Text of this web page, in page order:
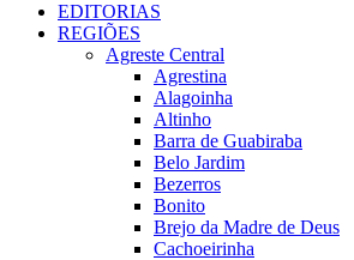
EDITORIAS
REGIÕES
Agreste Central
Agrestina
Alagoinha
Altinho
Barra de Guabiraba
Belo Jardim
Bezerros
Bonito
Brejo da Madre de Deus
Cachoeirinha